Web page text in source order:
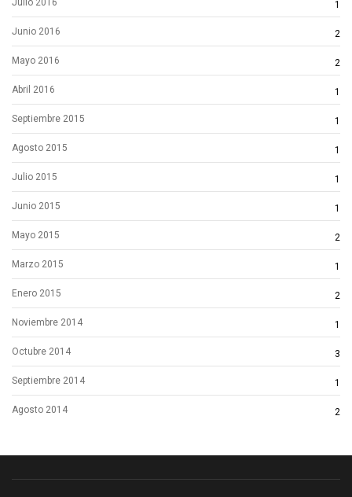
Julio 2016 1
Junio 2016 2
Mayo 2016 2
Abril 2016 1
Septiembre 2015 1
Agosto 2015 1
Julio 2015 1
Junio 2015 1
Mayo 2015 2
Marzo 2015 1
Enero 2015 2
Noviembre 2014 1
Octubre 2014 3
Septiembre 2014 1
Agosto 2014 2